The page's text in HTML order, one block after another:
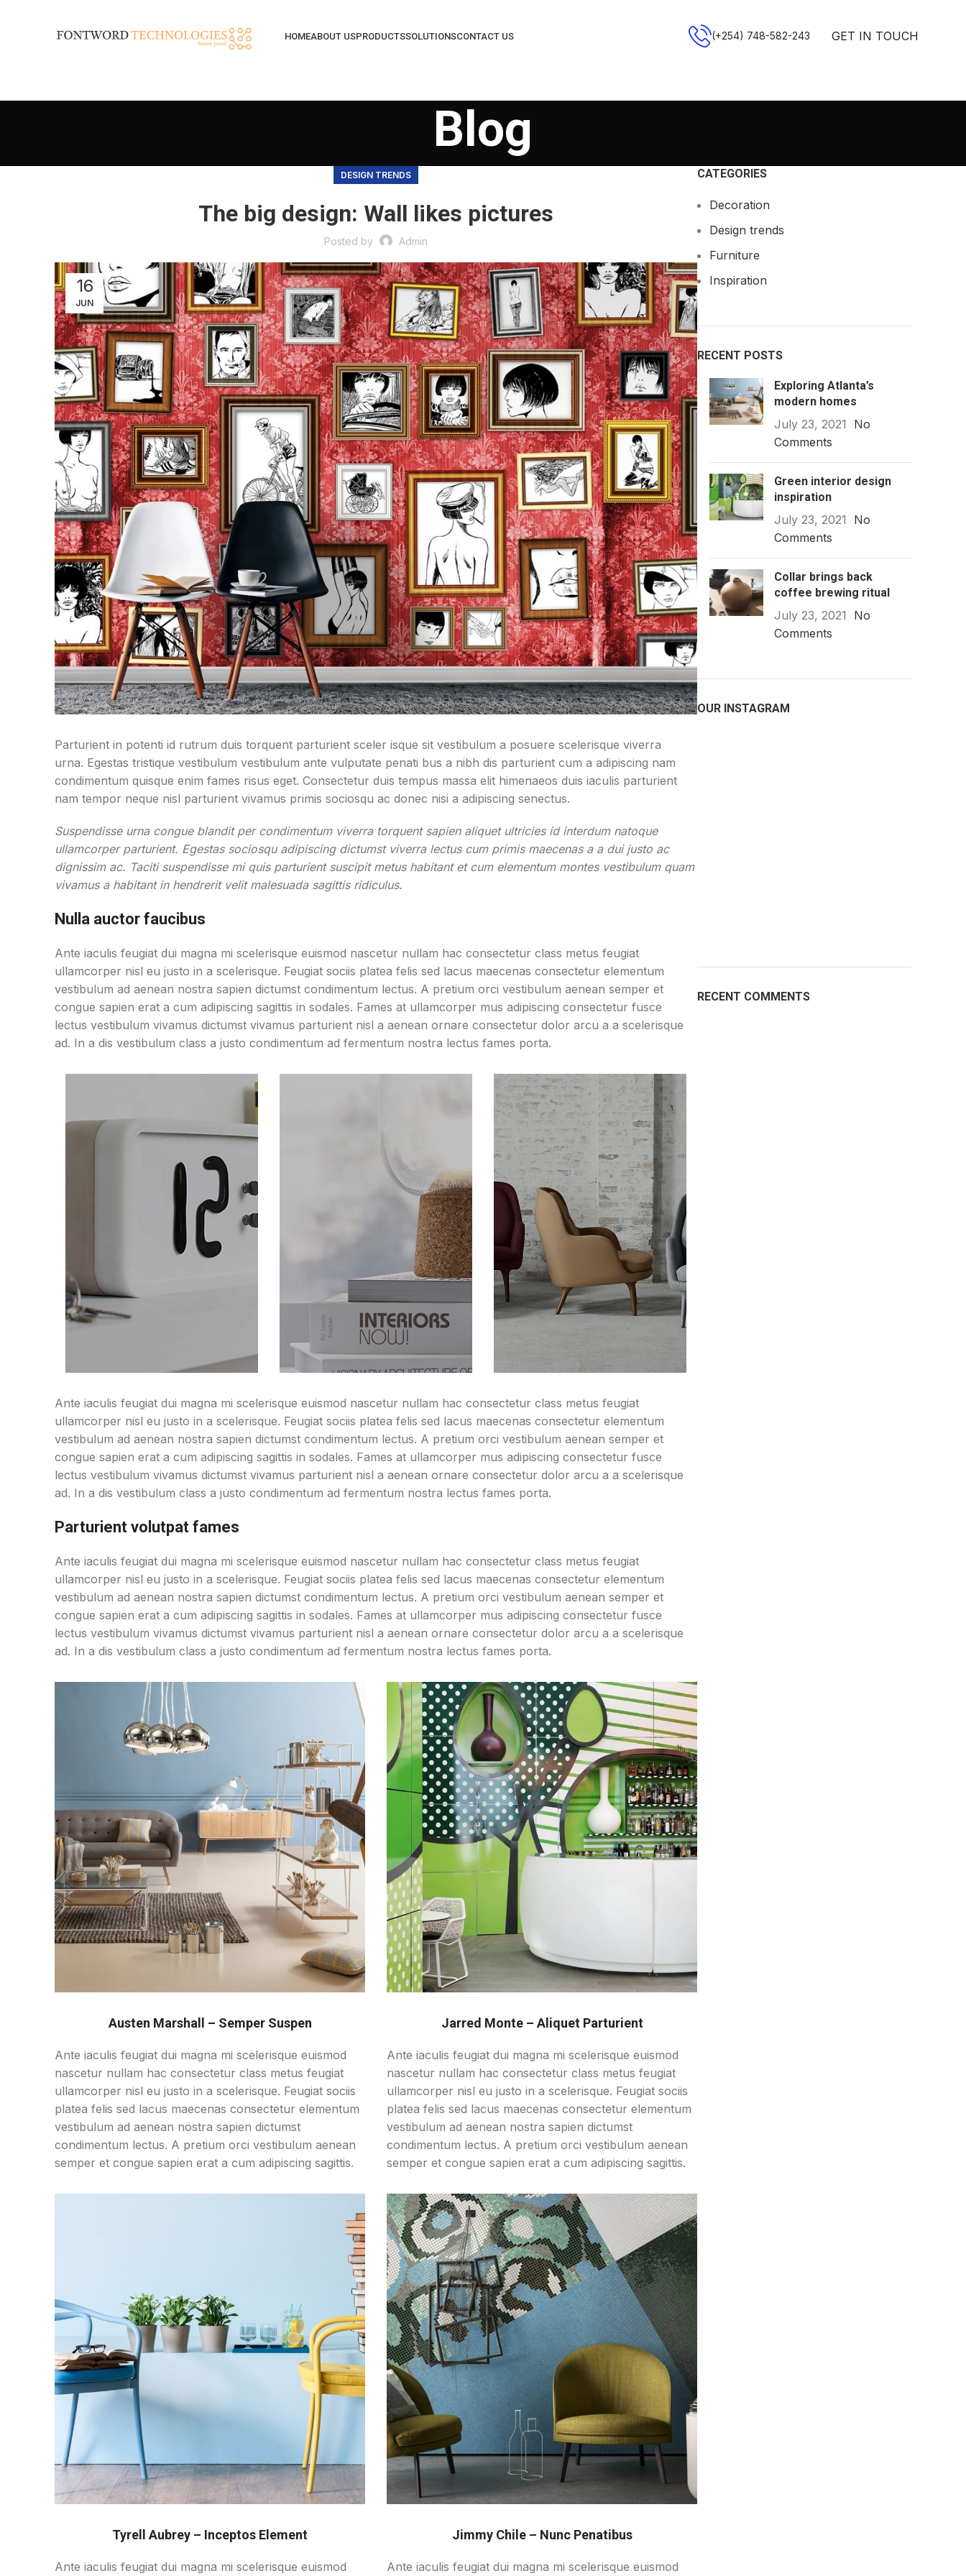
HOMEABOUT USPRODUCTSSOLUTIONSCONTACT US (+254) 748-582-243 GET IN TOUCH
Blog
DESIGN TRENDS
The big design: Wall likes pictures
Posted by Admin
16
JUN
Parturient in potenti id rutrum duis torquent parturient sceler isque sit vestibulum a posuere scelerisque viverra
urna. Egestas tristique vestibulum vestibulum ante vulputate penati bus a nibh dis parturient cum a adipiscing nam
condimentum quisque enim fames risus eget. Consectetur duis tempus massa elit himenaeos duis iaculis parturient
nam tempor neque nisl parturient vivamus primis sociosqu ac donec nisi a adipiscing senectus.
Suspendisse urna congue blandit per condimentum viverra torquent sapien aliquet ultricies id interdum natoque
ullamcorper parturient. Egestas sociosqu adipiscing dictumst viverra lectus cum primis maecenas a a dui justo ac
dignissim ac. Taciti suspendisse mi quis parturient suscipit metus habitant et cum elementum montes vestibulum quam
vivamus a habitant in hendrerit velit malesuada sagittis ridiculus.
Nulla auctor faucibus
Ante iaculis feugiat dui magna mi scelerisque euismod nascetur nullam hac consectetur class metus feugiat
ullamcorper nisl eu justo in a scelerisque. Feugiat sociis platea felis sed lacus maecenas consectetur elementum
vestibulum ad aenean nostra sapien dictumst condimentum lectus. A pretium orci vestibulum aenean semper et
congue sapien erat a cum adipiscing sagittis in sodales. Fames at ullamcorper mus adipiscing consectetur fusce
lectus vestibulum vivamus dictumst vivamus parturient nisl a aenean ornare consectetur dolor arcu a a scelerisque
ad. In a dis vestibulum class a justo condimentum ad fermentum nostra lectus fames porta.
Ante iaculis feugiat dui magna mi scelerisque euismod nascetur nullam hac consectetur class metus feugiat
ullamcorper nisl eu justo in a scelerisque. Feugiat sociis platea felis sed lacus maecenas consectetur elementum
vestibulum ad aenean nostra sapien dictumst condimentum lectus. A pretium orci vestibulum aenean semper et
congue sapien erat a cum adipiscing sagittis in sodales. Fames at ullamcorper mus adipiscing consectetur fusce
lectus vestibulum vivamus dictumst vivamus parturient nisl a aenean ornare consectetur dolor arcu a a scelerisque
ad. In a dis vestibulum class a justo condimentum ad fermentum nostra lectus fames porta.
Parturient volutpat fames
Ante iaculis feugiat dui magna mi scelerisque euismod nascetur nullam hac consectetur class metus feugiat
ullamcorper nisl eu justo in a scelerisque. Feugiat sociis platea felis sed lacus maecenas consectetur elementum
vestibulum ad aenean nostra sapien dictumst condimentum lectus. A pretium orci vestibulum aenean semper et
congue sapien erat a cum adipiscing sagittis in sodales. Fames at ullamcorper mus adipiscing consectetur fusce
lectus vestibulum vivamus dictumst vivamus parturient nisl a aenean ornare consectetur dolor arcu a a scelerisque
ad. In a dis vestibulum class a justo condimentum ad fermentum nostra lectus fames porta.
Austen Marshall – Semper Suspen
Ante iaculis feugiat dui magna mi scelerisque euismod
nascetur nullam hac consectetur class metus feugiat
ullamcorper nisl eu justo in a scelerisque. Feugiat sociis
platea felis sed lacus maecenas consectetur elementum
vestibulum ad aenean nostra sapien dictumst
condimentum lectus. A pretium orci vestibulum aenean
semper et congue sapien erat a cum adipiscing sagittis.
Jarred Monte – Aliquet Parturient
Ante iaculis feugiat dui magna mi scelerisque euismod
nascetur nullam hac consectetur class metus feugiat
ullamcorper nisl eu justo in a scelerisque. Feugiat sociis
platea felis sed lacus maecenas consectetur elementum
vestibulum ad aenean nostra sapien dictumst
condimentum lectus. A pretium orci vestibulum aenean
semper et congue sapien erat a cum adipiscing sagittis.
Tyrell Aubrey – Inceptos Element
Ante iaculis feugiat dui magna mi scelerisque euismod
Jimmy Chile – Nunc Penatibus
Ante iaculis feugiat dui magna mi scelerisque euismod
CATEGORIES
Decoration
Design trends
Furniture
Inspiration
RECENT POSTS
Exploring Atlanta’s
modern homes
July 23, 2021
No
Comments
Green interior design
inspiration
July 23, 2021
No
Comments
Collar brings back
coffee brewing ritual
July 23, 2021
No
Comments
OUR INSTAGRAM
RECENT COMMENTS